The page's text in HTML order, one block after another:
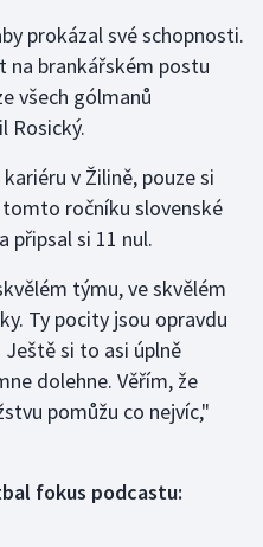
prokázal své schopnosti.
na brankářském postu
všech gólmanů
Rosický.
v Žilině, pouze si
ročníku slovenské
připsal si 11 nul.
týmu, ve skvělém
Ty pocity jsou opravdu
si to asi úplně
dolehne. Věřím, že
pomůžu co nejvíc,"
fokus podcastu: